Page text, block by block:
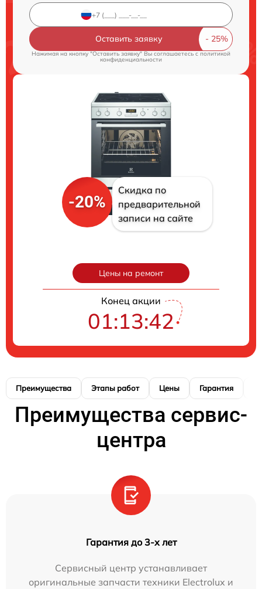
Оставить заявку
Нажимая на кнопку "Оставить заявку" Вы соглашаетесь cполитикой
конфиденциальности
-20%
Скидка по
предварительной
записи на сайте
Цены на ремонт
Конец акции
01:13:41
Преимущества Этапы работ Цены Гарантия
Преимущества сервис-
центра
Гарантия до 3-х лет
Сервисный центр устанавливает
оригинальные запчасти техники Electrolux и